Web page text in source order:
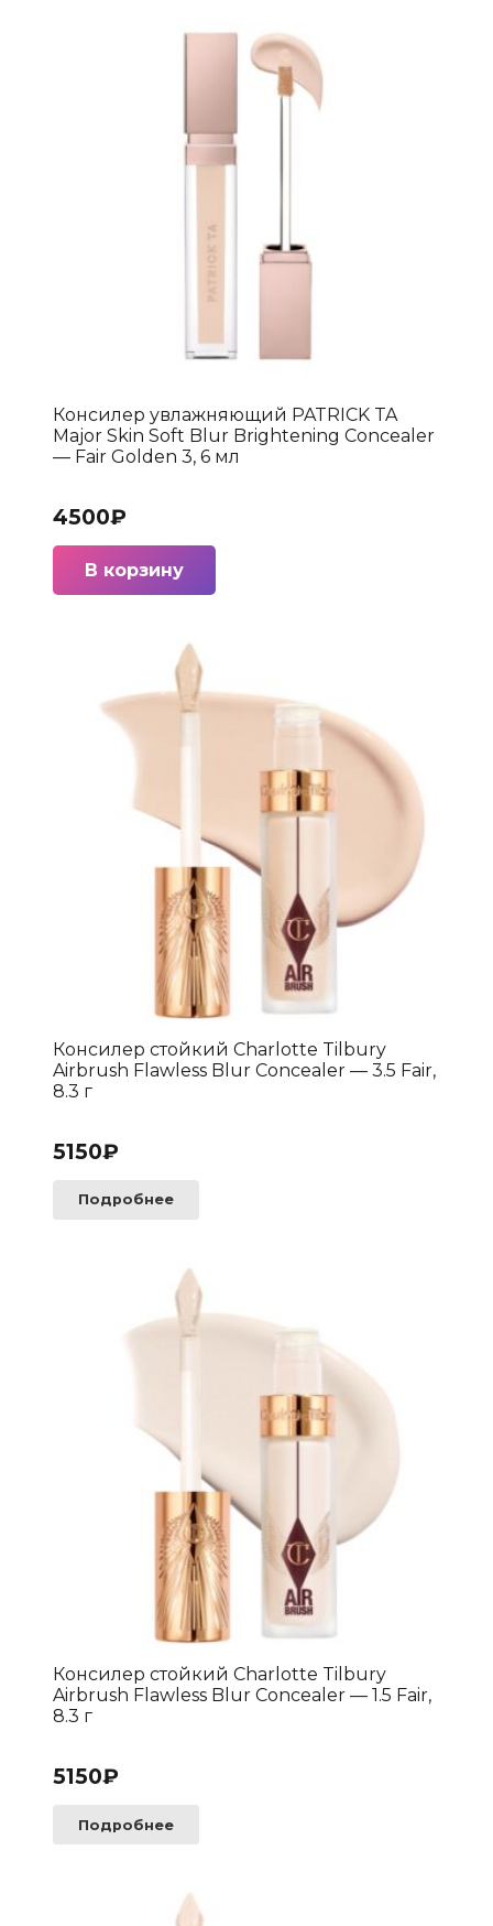
Консилер увлажняющий PATRICK TA
Major Skin Soft Blur Brightening Concealer
— Fair Golden 3, 6 мл
4500₽
В корзину
Консилер стойкий Charlotte Tilbury
Airbrush Flawless Blur Concealer — 3.5 Fair,
8.3 г
5150₽
Подробнее
Консилер стойкий Charlotte Tilbury
Airbrush Flawless Blur Concealer — 1.5 Fair,
8.3 г
5150₽
Подробнее